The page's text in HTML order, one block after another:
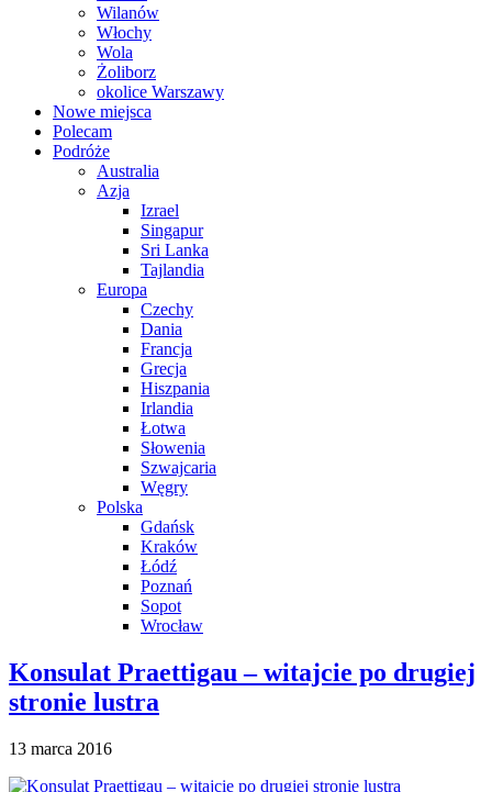
Wilanów
Włochy
Wola
Żoliborz
okolice Warszawy
Nowe miejsca
Polecam
Podróże
Australia
Azja
Izrael
Singapur
Sri Lanka
Tajlandia
Europa
Czechy
Dania
Francja
Grecja
Hiszpania
Irlandia
Łotwa
Słowenia
Szwajcaria
Węgry
Polska
Gdańsk
Kraków
Łódź
Poznań
Sopot
Wrocław
Konsulat Praettigau – witajcie po drugiej
stronie lustra
13 marca 2016